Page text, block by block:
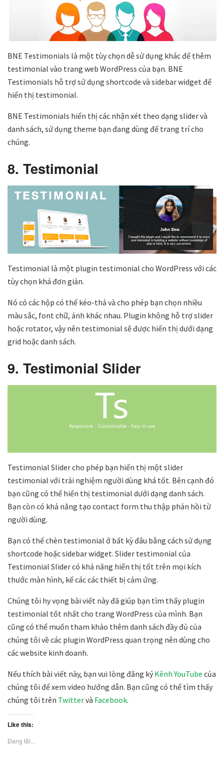
BNE Testimonials là một tùy chọn dễ sử dụng khác để thêm
testimonial vào trang web WordPress của bạn. BNE
Testimonials hỗ trợ sử dụng shortcode và sidebar widget để
hiển thị testimonial.
BNE Testimonials hiển thị các nhận xét theo dạng slider và
danh sách, sử dụng theme bạn đang dùng để trang trí cho
chúng.
8. Testimonial
Testimonial là một plugin testimonial cho WordPress với các
tùy chọn khá đơn giản.
Nó có các hộp có thể kéo-thả và cho phép bạn chọn nhiều
màu sắc, font chữ, ảnh khác nhau. Plugin không hỗ trợ slider
hoặc rotator, vậy nên testimonial sẽ được hiển thị dưới dạng
grid hoặc danh sách.
9. Testimonial Slider
Testimonial Slider cho phép bạn hiển thị một slider
testimonial với trải nghiệm người dùng khá tốt. Bên cạnh đó
bạn cũng có thể hiển thị testimonial dưới dạng danh sách.
Bạn còn có khả năng tạo contact form thu thập phản hồi từ
người dùng.
Bạn có thể chèn testimonial ở bất kỳ đâu bằng cách sử dụng
shortcode hoặc sidebar widget. Slider testimonial của
Testimonial Slider có khả năng hiển thị tốt trên mọi kích
thước màn hình, kể các các thiết bị cảm ứng.
Chúng tôi hy vọng bài viết này đã giúp bạn tìm thấy plugin
testimonial tốt nhất cho trang WordPress của mình. Bạn
cũng có thể muốn tham khảo thêm danh sách đầy đủ của
chúng tôi về các plugin WordPress quan trọng nên dùng cho
các website kinh doanh.
Nếu thích bài viết này, bạn vui lòng đăng ký Kênh YouTube của
chúng tôi để xem video hướng dẫn. Bạn cũng có thể tìm thấy
chúng tôi trên Twittervà Facebook.
Like this:
Đang tải...